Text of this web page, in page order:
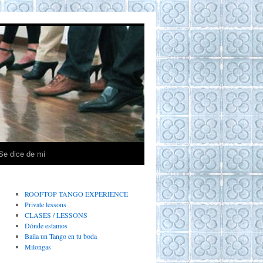
dice de mi
ROOFTOP TANGO EXPERIENCE
Private lessons
CLASES / LESSONS
Dónde estamos
Baila un Tango en tu boda
Milongas